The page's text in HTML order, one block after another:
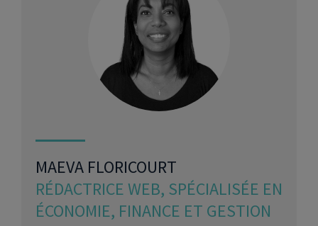
MAEVA FLORICOURT
RÉDACTRICE WEB, SPÉCIALISÉE EN
ÉCONOMIE, FINANCE ET GESTION